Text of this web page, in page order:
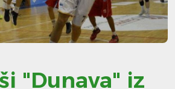
"Dunava" iz